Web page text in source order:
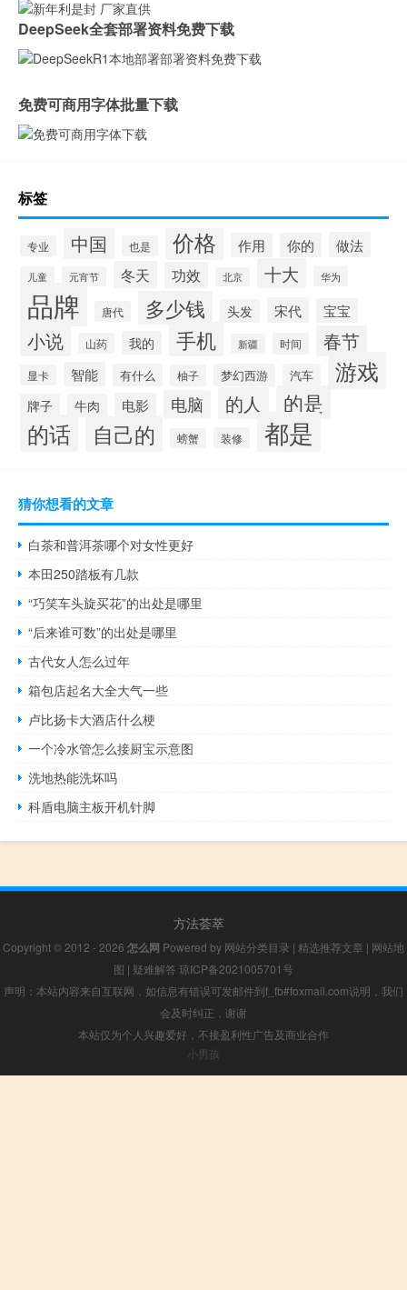
DeepSeek全套部署资料免费下载
免费可商用字体批量下载
标签
专业 中国 也是 价格 作用 你的 做法
儿童 元宵节 冬天 功效 北京 十大 华为
品牌 唐代 多少钱 头发 宋代 宝宝
小说 山药 我的 手机 新疆 时间 春节
显卡 智能 有什么 柚子 梦幻西游 汽车 游戏
牌子 牛肉 电影 电脑 的人 的是
的话 自己的 螃蟹 装修 都是
猜你想看的文章
白茶和普洱茶哪个对女性更好
本田250踏板有几款
“巧笑车头旋买花”的出处是哪里
“后来谁可数”的出处是哪里
古代女人怎么过年
箱包店起名大全大气一些
卢比扬卡大酒店什么梗
一个冷水管怎么接厨宝示意图
洗地热能洗坏吗
科盾电脑主板开机针脚
方法荟萃
Copyright © 2012 - 2026 怎么网 Powered by 网站分类目录 | 精选推荐文章 | 网站地
图 | 疑难解答 琼ICP备2021005701号
声明：本站内容来自互联网，如信息有错误可发邮件到f_fb#foxmail.com说明，我们
会及时纠正，谢谢
本站仅为个人兴趣爱好，不接盈利性广告及商业合作
小男孩